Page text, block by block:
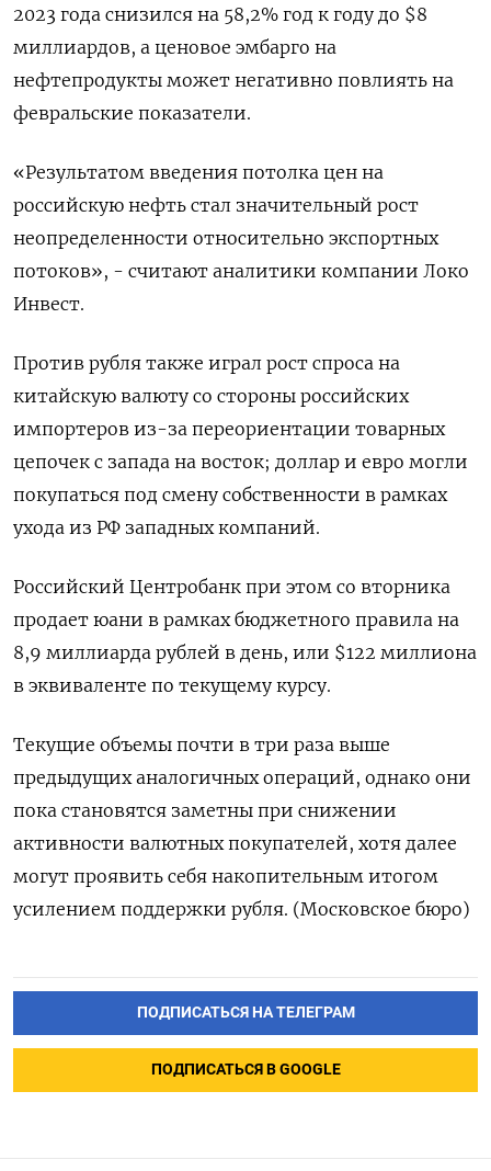
2023 года снизился на 58,2% год к году до $8
миллиардов, а ценовое эмбарго на
нефтепродукты может негативно повлиять на
февральские показатели.
«Результатом введения потолка цен на
российскую нефть стал значительный рост
неопределенности относительно экспортных
потоков», - считают аналитики компании Локо
Инвест.
Против рубля также играл рост спроса на
китайскую валюту со стороны российских
импортеров из-за переориентации товарных
цепочек с запада на восток; доллар и евро могли
покупаться под смену собственности в рамках
ухода из РФ западных компаний.
Российский Центробанк при этом со вторника
продает юани в рамках бюджетного правила на
8,9 миллиарда рублей в день, или $122 миллиона
в эквиваленте по текущему курсу.
Текущие объемы почти в три раза выше
предыдущих аналогичных операций, однако они
пока становятся заметны при снижении
активности валютных покупателей, хотя далее
могут проявить себя накопительным итогом
усилением поддержки рубля. (Московское бюро)
ПОДПИСАТЬСЯ НА ТЕЛЕГРАМ
ПОДПИСАТЬСЯ В GOOGLE